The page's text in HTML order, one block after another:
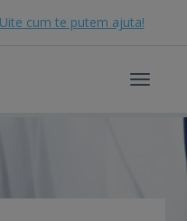
cum te putem ajuta!
Toggle